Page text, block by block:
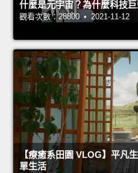
什麼是元宇宙？為什麼科技
觀看次數：28800 • 2021-11-12
【療癒系田園 VLOG】平凡
單生活